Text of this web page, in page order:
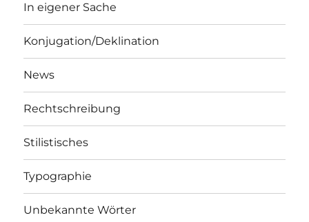
In eigener Sache
Konjugation/Deklination
News
Rechtschreibung
Stilistisches
Typographie
Unbekannte Wörter